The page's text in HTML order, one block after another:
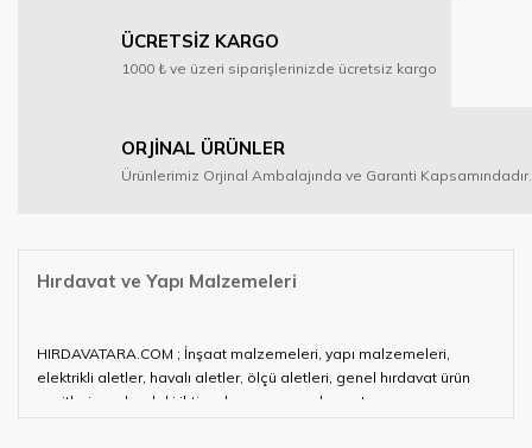
ÜCRETSİZ KARGO
1000 ₺ ve üzeri siparişlerinizde ücretsiz kargo
ORJİNAL ÜRÜNLER
Ürünlerimiz Orjinal Ambalajında ve Garanti Kapsamındadır.
Hırdavat ve Yapı Malzemeleri
HIRDAVATARA.COM ; İnşaat malzemeleri, yapı malzemeleri,
elektrikli aletler, havalı aletler, ölçü aletleri, genel hırdavat ürün
çeşitleri ve alandaki ihtiyaçlarınızın neredeyse tamamını